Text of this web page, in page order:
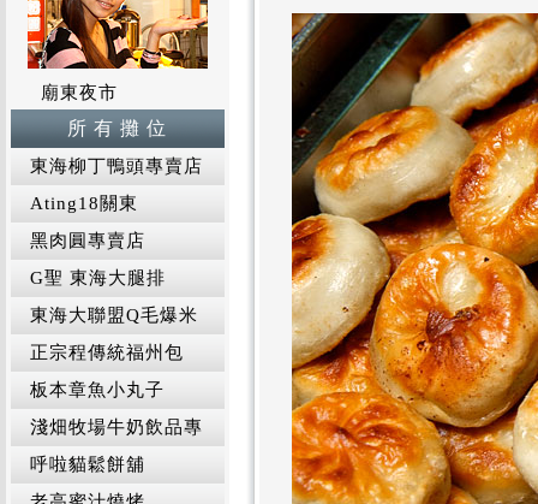
廟東夜市
所 有 攤 位
東海柳丁鴨頭專賣店
Ating18關東
黑肉圓專賣店
G聖 東海大腿排
東海大聯盟Q毛爆米
正宗程傳統福州包
板本章魚小丸子
淺畑牧場牛奶飲品專
呼啦貓鬆餅舖